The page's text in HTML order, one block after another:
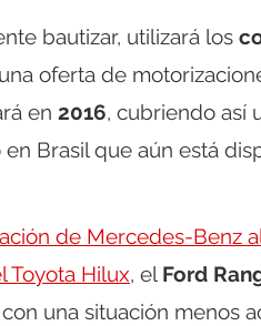
bautizar, utilizará los
oferta de
en 2016, cubriendo así
Brasil que aún está
de Mercedes-Benz
Toyota Hilux, el Ford
una situación menos